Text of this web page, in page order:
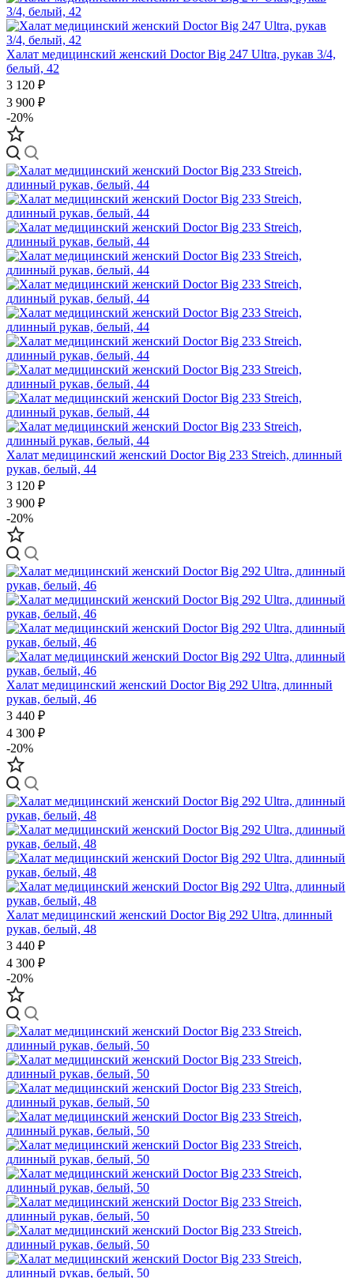
Халат медицинский женский Doctor Big 247 Ultra, рукав 3/4,
белый, 42
3 120 ₽
3 900 ₽
-20%
Халат медицинский женский Doctor Big 233 Streich, длинный
рукав, белый, 44
3 120 ₽
3 900 ₽
-20%
Халат медицинский женский Doctor Big 292 Ultra, длинный
рукав, белый, 46
3 440 ₽
4 300 ₽
-20%
Халат медицинский женский Doctor Big 292 Ultra, длинный
рукав, белый, 48
3 440 ₽
4 300 ₽
-20%